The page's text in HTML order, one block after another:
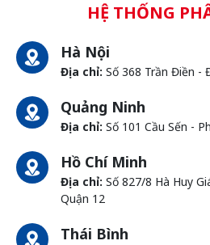
HỆ THỐNG
Hà Nội
Địa chỉ: Số 368 Trần Điền -
Quảng Ninh
Địa chỉ: Số 101 Cầu Sến -
Hồ Chí Minh
Địa chỉ: Số 827/8 Hà Huy
Quận 12
Thái Bình